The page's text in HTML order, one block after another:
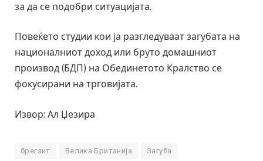
за да се подобри ситуацијата.
Повеќето студии кои ја разгледуваат загубата на
националниот доход или бруто домашниот
производ (БДП) на Обединетото Кралство се
фокусирани на трговијата.
Извор: Ал Џезира
брегзит Велика Британија Загуба